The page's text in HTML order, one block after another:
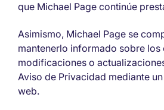
que Michael Page continúe
Asimismo, Michael Page se
mantenerlo informado sobre los
modificaciones o
Aviso de Privacidad mediante
web.